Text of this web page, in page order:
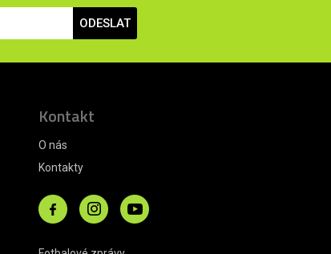
ODESLAT
Kontakt
O nás
Kontakty